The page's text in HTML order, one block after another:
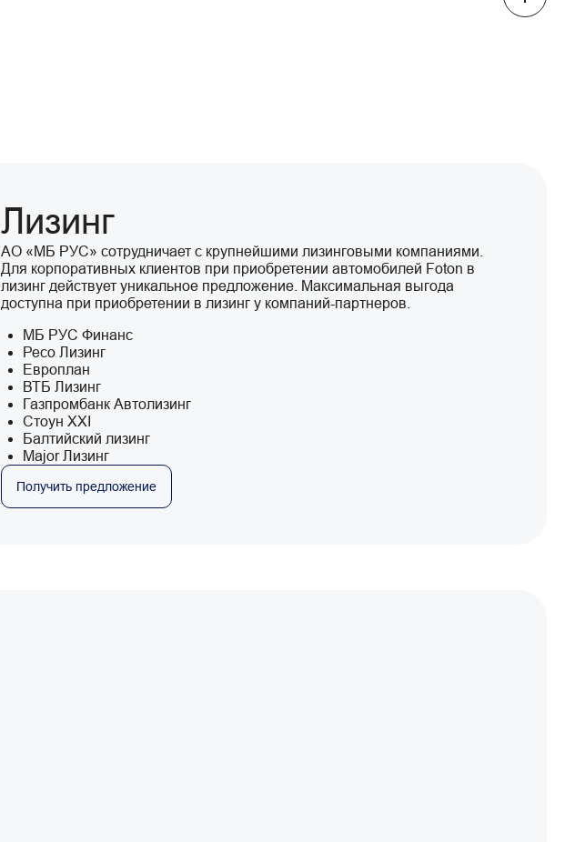
Лизинг
АО «МБ РУС» сотрудничает с крупнейшими лизинговыми компаниями.
Для корпоративных клиентов при приобретении автомобилей Foton в
лизинг действует уникальное предложение. Максимальная выгода
доступна при приобретении в лизинг у компаний-партнеров.
МБ РУС Финанс
Ресо Лизинг
Европлан
ВТБ Лизинг
Газпромбанк Автолизинг
Стоун XXI
Балтийский лизинг
Major Лизинг
Получить предложение